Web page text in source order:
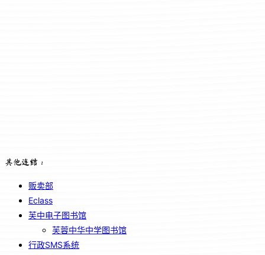
其他连结：
贩卖部
Eclass
芙中电子图书馆
芙蓉中华中学图书馆
行政SMS系统